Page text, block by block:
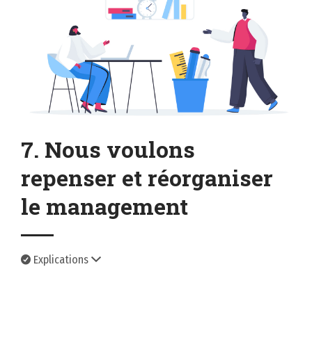
7. Nous voulons
repenser et réorganiser
le management
Explications